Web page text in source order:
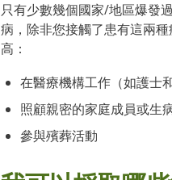
只有少數幾個國家/地區爆發
病，除非您接觸了患有這兩
高：
在醫療機構工作（如護士
照顧親密的家庭成員或生
參與殯葬活動